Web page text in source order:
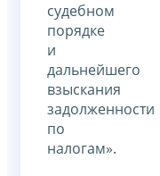
судебном
порядке
и
дальнейшего
взыскания
задолженности
по
налогам».